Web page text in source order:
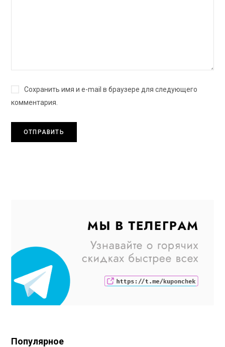
Сохранить имя и e-mail в браузере для следующего
комментария.
Популярное